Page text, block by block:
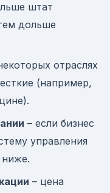
штат
дольше
отраслях
(например,
– если бизнес
управления
ниже.
– цена